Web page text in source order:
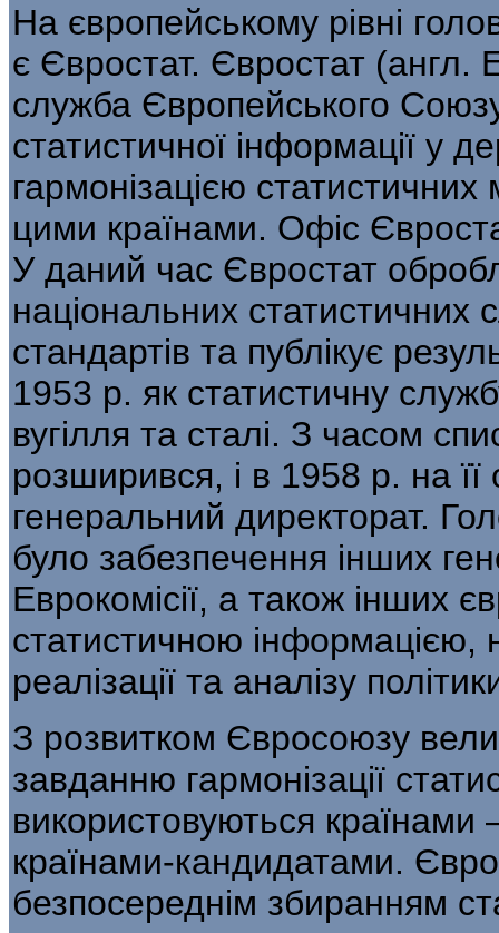
На європейському рівні
є Євростат. Євростат
служба Євро­пейського
статистичної інформації у
гармонізацією
цими країнами. Офіс
У даний час Євростат
національних статистичних
стандартів та публікує
1953 р. як статистич­ну
вугілля та сталі. З часом
розширився, і в 1958 р. на
генеральний директорат.
було забез­печення інших
Еврокомісії, а також інших
статистичною
реалізації та аналізу
З розвитком Євросоюзу
завданню гармонізації
використовуються
країнами-кандидатами.
безпосереднім збиранням